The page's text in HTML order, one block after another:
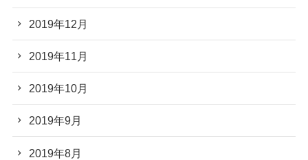
2019年12月
2019年11月
2019年10月
2019年9月
2019年8月